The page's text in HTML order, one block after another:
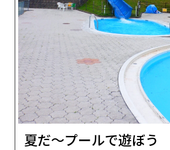
夏だ～プールで遊ぼう